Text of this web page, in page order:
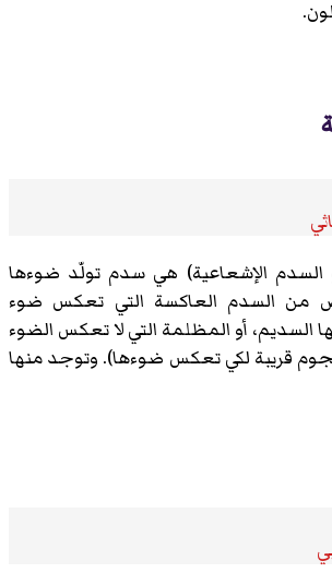
السدم الإشعاعية) هي سدم تولّد ضوءها
من السدم العاكسة التي تعكس ضوء
السديم، أو المظلمة التي لا تعكس الضوء
قريبة لكي تعكس ضوءها). وتوجد منها